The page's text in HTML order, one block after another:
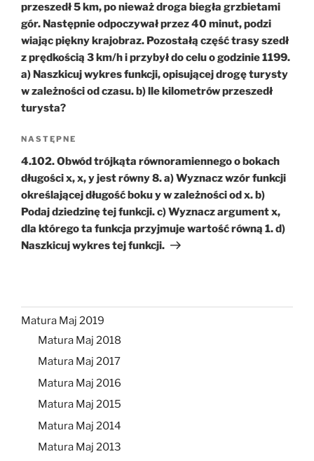
przeszedł 5 km, po nieważ droga biegła grzbietami
gór. Następnie odpoczywał przez 40 minut, podzi
wiając piękny krajobraz. Pozostałą część trasy szedł
z prędkością 3 km/h i przybył do celu o godzinie 1199.
a) Naszkicuj wykres funkcji, opisującej drogę turysty
w zależności od czasu. b) lle kilometrów przeszedł
turysta?
Następny
wpis
NASTĘPNE
4.102. Obwód trójkąta równoramiennego o bokach
długości x, x, y jest równy 8. a) Wyznacz wzór funkcji
określającej długość boku y w zależności od x. b)
Podaj dziedzinę tej funkcji. c) Wyznacz argument x,
dla którego ta funkcja przyjmuje wartość równą 1. d)
Naszkicuj wykres tej funkcji.
Matura Maj 2019
Matura Maj 2018
Matura Maj 2017
Matura Maj 2016
Matura Maj 2015
Matura Maj 2014
Matura Maj 2013